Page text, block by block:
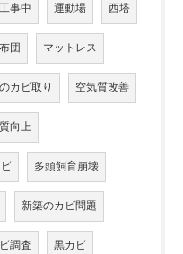
事中 運動場 西塔
布団 マットレス
カビ取り 空気質改善
向上
多頭飼育崩壊
新築のカビ問題
調査 黒カビ